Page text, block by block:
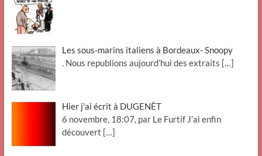
Les sous-marins italiens à Bordeaux- Snoopy
. Nous republions aujourd’hui des extraits […]
Hier j’ai écrit à DUGENÊT
6 novembre, 18:07, par Le Furtif J’ai enfin
découvert […]